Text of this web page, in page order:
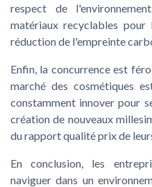
respect de
matériaux recyclables pour
réduction de l'empreinte
Enfin, la concurrence est
marché des cosmétiques
constamment innover pour
création de nouveaux
du rapportqualité prixde
En conclusion, les
naviguer dans un